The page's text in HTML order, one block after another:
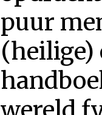
puur
(heilige)